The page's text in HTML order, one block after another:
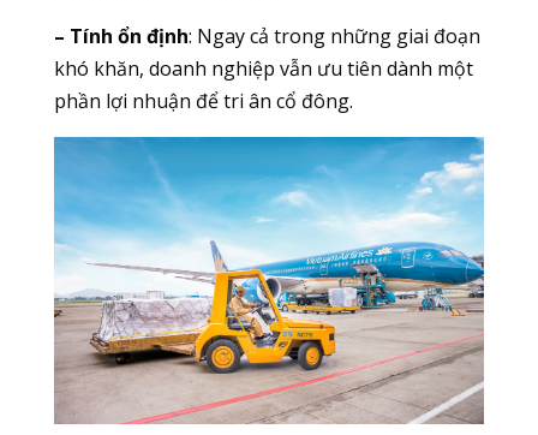
– Tính ổn định: Ngay cả trong những giai đoạn
khó khăn, doanh nghiệp vẫn ưu tiên dành một
phần lợi nhuận để tri ân cổ đông.